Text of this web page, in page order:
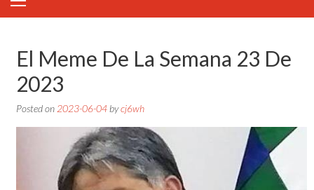
El Meme De La Semana 23 De
2023
Posted on 2023-06-04bycj6wh